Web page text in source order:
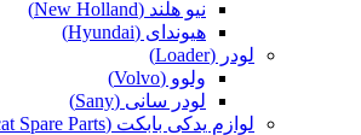
نیو هلند (New Holland)
هیوندای (Hyundai)
لودر (Loader)
ولوو (Volvo)
لودر سانی (Sany)
لوازم یدکی بابکت (Bobcat Spare Parts)